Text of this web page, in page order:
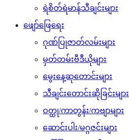
ရဲစိတ်ရဲမာန်သီချင်းများ
ဖျော်ဖြေရေး
ဂုဏ်ပြုဇာတ်လမ်းများ
မှတ်တမ်းဗီဒီယိုများ
မွေးနေ့ဆုတောင်းများ
သီချင်းတောင်းဆိုခြင်းများ
ဝတ္ထု/ကာတွန်း/ကဗျာများ
ဆောင်းပါး/မဂ္ဂဇင်းများ